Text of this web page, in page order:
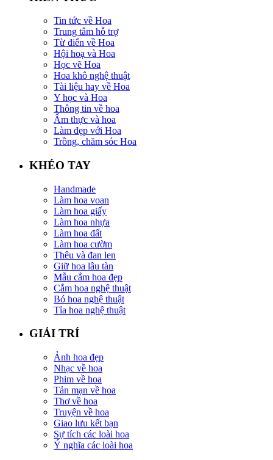
Tin tức về Hoa
Trung tâm hỗ trợ
Từ điển về Hoa
Hội hoạ và Hoa
Học vẽ Hoa
Hoa khô nghệ thuật
Tài liệu hay về Hoa
Y học và Hoa
Thông tin về hoa
Ẩm thực và hoa
Làm đẹp với Hoa
Trồng, chăm sóc Hoa
KHÉO TAY
Handmade
Làm hoa voan
Làm hoa giấy
Làm hoa nhựa
Làm hoa đất
Làm hoa cườm
Thêu và đan len
Giữ hoa lâu tàn
Mẫu cắm hoa đẹp
Cắm hoa nghệ thuật
Bó hoa nghệ thuật
Tỉa hoa nghệ thuật
GIẢI TRÍ
Ảnh hoa đẹp
Nhạc về hoa
Phim về hoa
Tản mạn về hoa
Thơ về hoa
Truyện về hoa
Giao lưu kết bạn
Sự tích các loài hoa
Ý nghĩa các loài hoa